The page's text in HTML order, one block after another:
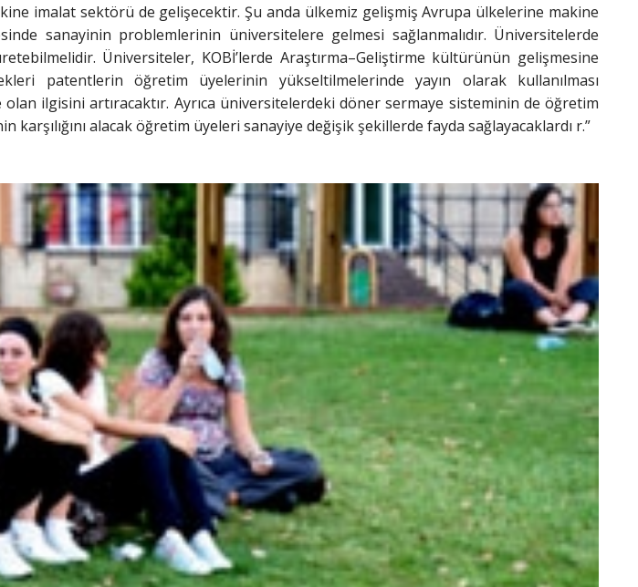
imalat sektörü de gelişecektir. Şu anda ülkemiz gelişmiş Avrupa ülkelerine makine
sanayinin problemlerinin üniversitelere gelmesi sağlanmalıdır. Üniversitelerde
Üniversiteler, KOBİ’lerde Araştırma–Geliştirme kültürünün gelişmesine
patentlerin öğretim üyelerinin yükseltilmelerinde yayın olarak kullanılması
ilgisini artıracaktır. Ayrıca üniversitelerdeki döner sermaye sisteminin de öğretim
alacak öğretim üyeleri sanayiye değişik şekillerde fayda sağlayacaklardı r.”